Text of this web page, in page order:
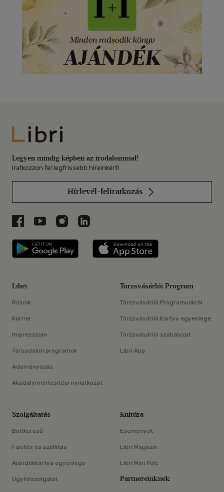
Libri
Legyen mindig képben az irodalommal!
Iratkozzon fel legfrissebb híreinkért!
Hírlevél-feliratkozás
Libri a Facebookon
Libri a Youtube-on
Libri az Instagramon
Libri a LinkedInen
Libri applikáció Szerezd meg: Google
Libri
Rólunk
Karrier
Impresszum
Társadalmi programok
Adományozás
Akadálymentesítési nyilatkozat
Törzsvásárlói Program
Törzsvásárlói Programunkról
Törzsvásárlói Kártya egyenlege
Törzsvásárlói szabályzat
Libri App
Szolgáltatás
Boltkereső
Fizetés és szállítás
Ajándékkártya egyenlege
Ügyfélszolgálat
Kultúra
Események
Libri Magazin
Libri Mini Polc
Partnereinknek